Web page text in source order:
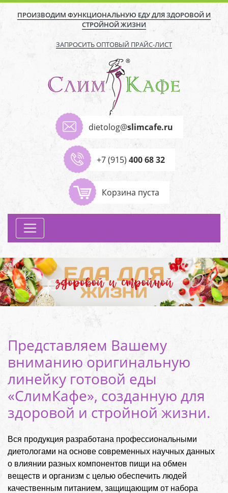
ПРОИЗВОДИМ ФУНКЦИОНАЛЬНУЮ ЕДУ ДЛЯ ЗДОРОВОЙ И
СТРОЙНОЙ ЖИЗНИ
ЗАПРОСИТЬ ОПТОВЫЙ ПРАЙС-ЛИСТ
dietolog@slimcafe.ru
+7 (915) 400 68 32
Корзина пуста
Previous Next
Представляем Вашему
вниманию оригинальную
линейку готовой еды
«СлимКафе», созданную для
здоровой и стройной жизни.
Вся продукция разработана профессиональными
диетологами на основе современных научных данных
о влиянии разных компонентов пищи на обмен
веществ и организм с целью обеспечить людей
качественным питанием, защищающим от набора